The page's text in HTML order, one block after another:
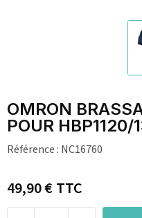
OMRON
POUR HBP1120/
Référence : NC16760
49,90 €TTC